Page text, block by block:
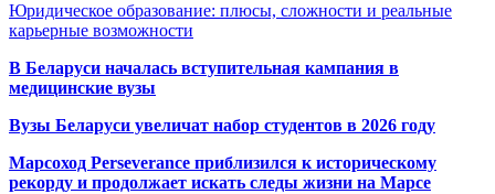
Юридическое образование: плюсы, сложности и реальные
карьерные возможности
В Беларуси началась вступительная кампания в
медицинские вузы
Вузы Беларуси увеличат набор студентов в 2026 году
Марсоход Perseverance приблизился к историческому
рекорду и продолжает искать следы жизни на Марсе